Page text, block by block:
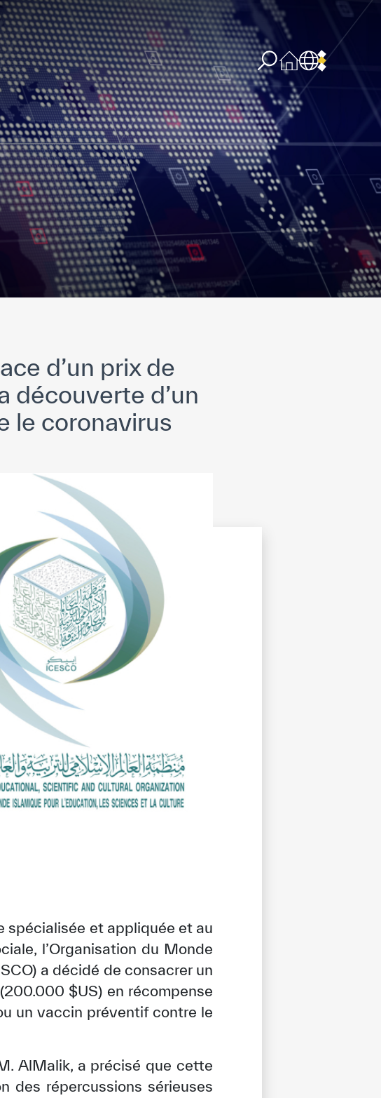
et procédure concernant l’IA PPSSI Droit d’auteur Clause de non-responsabilité
d’un prix de
découverte d’un
le coronavirus
spécialisée et appliquée et au
l’Organisation du Monde
a décidé de consacrer un
$US) en récompense
un vaccin préventif contre le
AlMalik, a précisé que cette
des répercussions sérieuses